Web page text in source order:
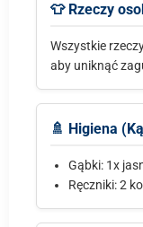
👕 Rzeczy
Wszystkie
aby uniknąć
🚿 Higiena
Gąbki: 1x
Ręczniki: 2